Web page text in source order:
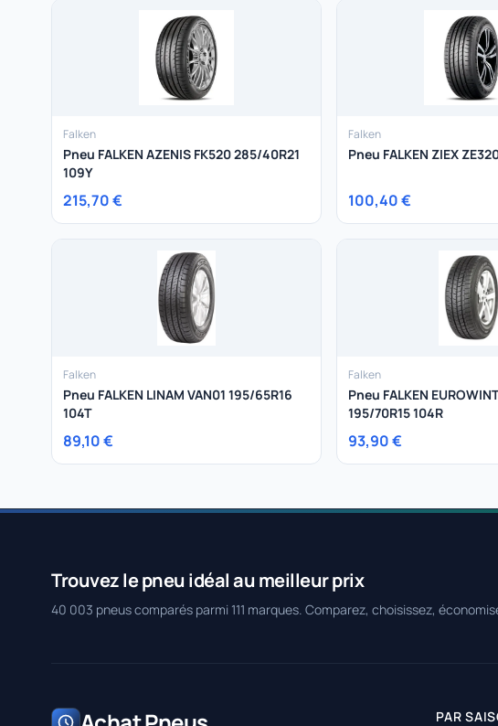
Falken
Pneu FALKEN AZENIS FK520 285/40R21
109Y
215,70 €
Falken
Pneu FALKEN ZIEX
100,40 €
Falken
Pneu FALKEN LINAM VAN01 195/65R16
104T
89,10 €
Falken
Pneu FALKEN
195/70R15 104R
93,90 €
Trouvez le pneu idéal au meilleur prix
40 003 pneus comparés parmi 111 marques. Comparez, choisissez,
PAR